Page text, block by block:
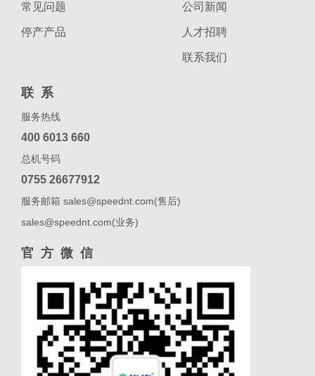
常见问题
停产产品
公司新闻
人才招聘
联系我们
联系
服务热线
400 6013 660
总机号码
0755 26677912
服务邮箱 sales@speednt.com(售后)
sales@speednt.com(业务)
官方微信